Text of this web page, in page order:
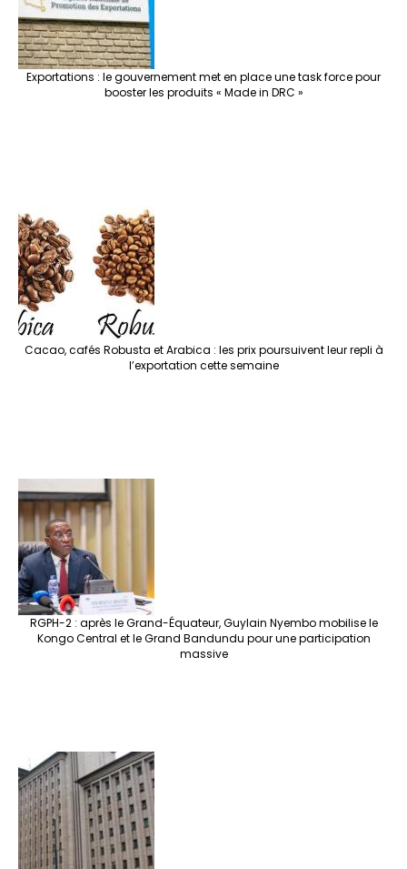
Exportations : le gouvernement met en place une task force pour
booster les produits « Made in DRC »
Cacao, cafés Robusta et Arabica : les prix poursuivent leur repli à
l’exportation cette semaine
RGPH-2 : après le Grand-Équateur, Guylain Nyembo mobilise le
Kongo Central et le Grand Bandundu pour une participation
massive